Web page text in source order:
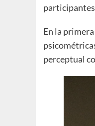
En la
perceptual